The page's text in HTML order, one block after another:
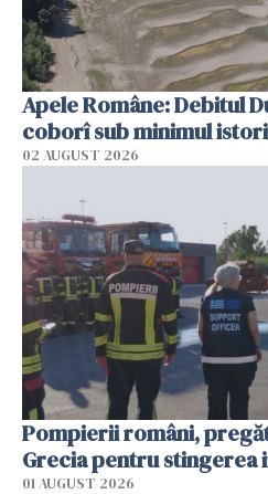
Apele Române: Debitul
coborî sub minimul
02 AUGUST 2026
Pompierii români,
Grecia pentru stingerea
01 AUGUST 2026